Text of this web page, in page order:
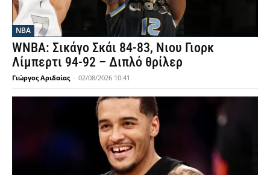
NBA
WNBA: Σικάγο Σκάι 84-83, Νιου Γιορκ
Λίμπερτι 94-92 – Διπλό θρίλερ
Γιώργος Αριδαίας - 02/08/2026 10:41